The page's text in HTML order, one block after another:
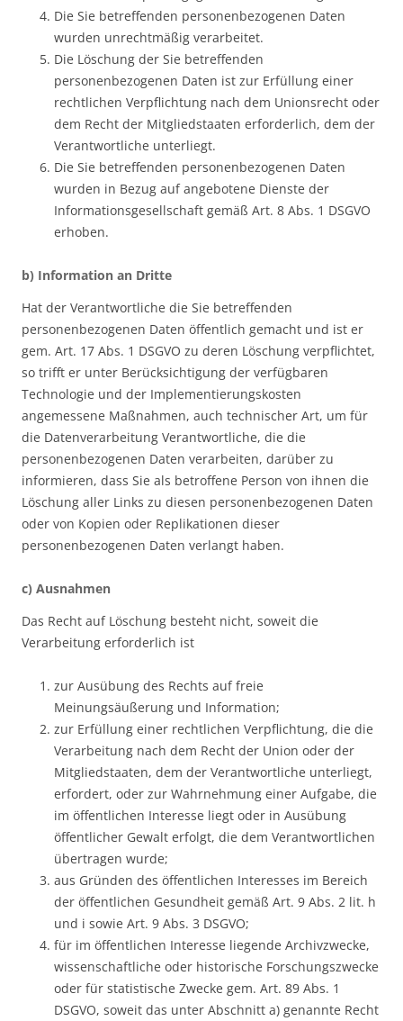
Die Sie betreffenden personenbezogenen Daten
wurden unrechtmäßig verarbeitet.
Die Löschung der Sie betreffenden
personenbezogenen Daten ist zur Erfüllung einer
rechtlichen Verpflichtung nach dem Unionsrecht oder
dem Recht der Mitgliedstaaten erforderlich, dem der
Verantwortliche unterliegt.
Die Sie betreffenden personenbezogenen Daten
wurden in Bezug auf angebotene Dienste der
Informationsgesellschaft gemäß Art. 8 Abs. 1 DSGVO
erhoben.
b) Information an Dritte
Hat der Verantwortliche die Sie betreffenden
personenbezogenen Daten öffentlich gemacht und ist er
gem. Art. 17 Abs. 1 DSGVO zu deren Löschung verpflichtet,
so trifft er unter Berücksichtigung der verfügbaren
Technologie und der Implementierungskosten
angemessene Maßnahmen, auch technischer Art, um für
die Datenverarbeitung Verantwortliche, die die
personenbezogenen Daten verarbeiten, darüber zu
informieren, dass Sie als betroffene Person von ihnen die
Löschung aller Links zu diesen personenbezogenen Daten
oder von Kopien oder Replikationen dieser
personenbezogenen Daten verlangt haben.
c) Ausnahmen
Das Recht auf Löschung besteht nicht, soweit die
Verarbeitung erforderlich ist
zur Ausübung des Rechts auf freie
Meinungsäußerung und Information;
zur Erfüllung einer rechtlichen Verpflichtung, die die
Verarbeitung nach dem Recht der Union oder der
Mitgliedstaaten, dem der Verantwortliche unterliegt,
erfordert, oder zur Wahrnehmung einer Aufgabe, die
im öffentlichen Interesse liegt oder in Ausübung
öffentlicher Gewalt erfolgt, die dem Verantwortlichen
übertragen wurde;
aus Gründen des öffentlichen Interesses im Bereich
der öffentlichen Gesundheit gemäß Art. 9 Abs. 2 lit. h
und i sowie Art. 9 Abs. 3 DSGVO;
für im öffentlichen Interesse liegende Archivzwecke,
wissenschaftliche oder historische Forschungszwecke
oder für statistische Zwecke gem. Art. 89 Abs. 1
DSGVO, soweit das unter Abschnitt a) genannte Recht